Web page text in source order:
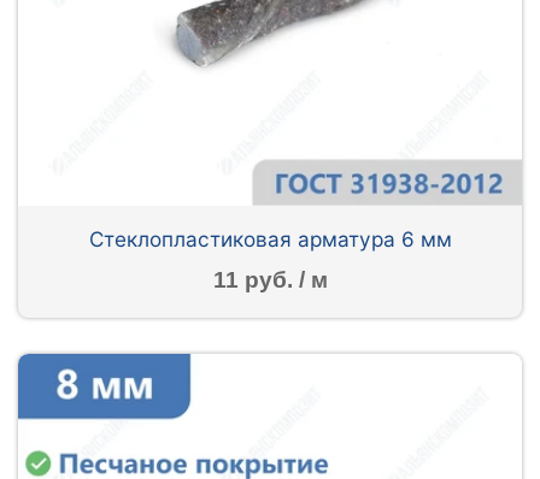
Стеклопластиковая арматура 6 мм
11 руб. / м